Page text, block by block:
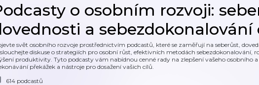
o osobním rozvoji:
a sebezdokonalování
svět osobního rozvoje prostřednictvím podcastů, které se zaměřují na seberůst,
diskuse o strategiích pro osobní růst, efektivních metodách sebezdokonalování,
produktivity. Tyto podcasty vám nabídnou cenné rady na zlepšení vašeho osobního
překážek a nástroje pro dosažení vašich cílů.
614 podcastů